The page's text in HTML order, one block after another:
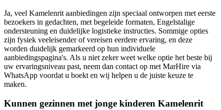
Ja, veel Kamelenrit aanbiedingen zijn speciaal ontworpen met eerste
bezoekers in gedachten, met begeleide formaten, Engelstalige
ondersteuning en duidelijke logistieke instructies. Sommige opties
zijn fysiek veeleisender of vereisen eerdere ervaring, en deze
worden duidelijk gemarkeerd op hun individuele
aanbiedingspagina's. Als u niet zeker weet welke optie het beste bij
uw ervaringsniveau past, neem dan contact op met MarHire via
WhatsApp voordat u boekt en wij helpen u de juiste keuze te
maken.
Kunnen gezinnen met jonge kinderen Kamelenrit